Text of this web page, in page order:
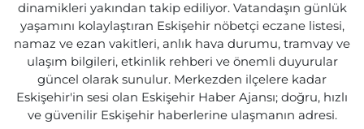
dinamikleri yakından takip ediliyor. Vatandaşın günlük
yaşamını kolaylaştıran Eskişehir nöbetçi eczane listesi,
namaz ve ezan vakitleri, anlık hava durumu, tramvay ve
ulaşım bilgileri, etkinlik rehberi ve önemli duyurular
güncel olarak sunulur. Merkezden ilçelere kadar
Eskişehir'in sesi olan Eskişehir Haber Ajansı; doğru, hızlı
ve güvenilir Eskişehir haberlerine ulaşmanın adresi.